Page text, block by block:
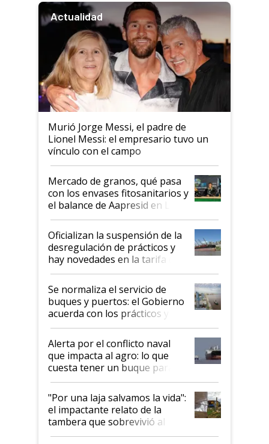
Actualidad
Murió Jorge Messi, el padre de
Lionel Messi: el empresario tuvo un
vínculo con el campo
Mercado de granos, qué pasa
con los envases fitosanitarios y
el balance de Aapresid en La
Posta
Oficializan la suspensión de la
desregulación de prácticos y
hay novedades en la tarifa de
la hidrovía
Se normaliza el servicio de
buques y puertos: el Gobierno
acuerda con los prácticos y
suspende el decreto de
desregulación
Alerta por el conflicto naval
que impacta al agro: lo que
cuesta tener un buque parado
y el peligro de que Argentina
pase a ser "país sucio"
"Por una laja salvamos la vida":
el impactante relato de la
tambera que sobrevivió al
tornado